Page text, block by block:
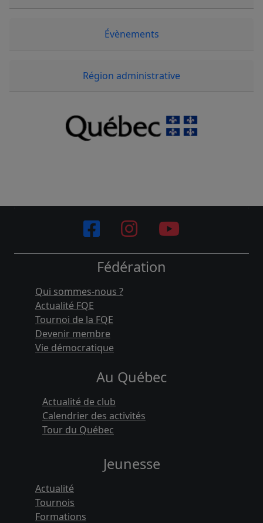
Évènements
Région administrative
Fédération
Qui sommes-nous ?
Actualité FQE
Tournoi de la FQE
Devenir membre
Vie démocratique
Au Québec
Actualité de club
Calendrier des activités
Tour du Québec
Jeunesse
Actualité
Tournois
Formations